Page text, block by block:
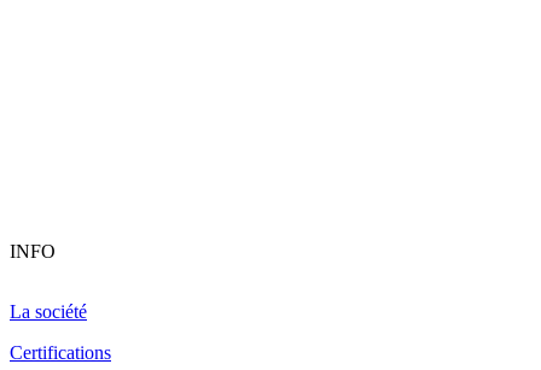
INFO
La société
Certifications